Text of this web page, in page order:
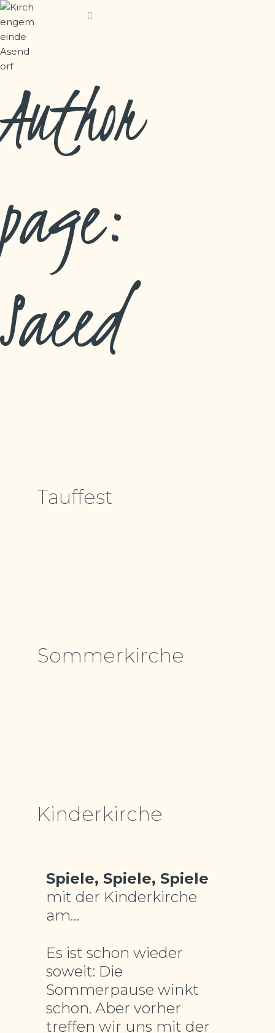
Author
page:
Saeed
WILLKOMMEN
GOTTESDIENSTE
GEMEINDEGRUPPEN
FRIEDHOF
Tauffest
Sommerkirche
Kinderkirche
Spiele, Spiele, Spiele
mit der Kinderkirche
am…
Es ist schon wieder
soweit: Die
Sommerpause winkt
schon. Aber vorher
treffen wir uns mit der